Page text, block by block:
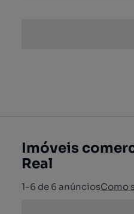
Imóveis
Real
1-6 de 6 anúnciosComo